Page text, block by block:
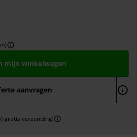
mijn winkelwagen
aanvragen
gratis verzending!